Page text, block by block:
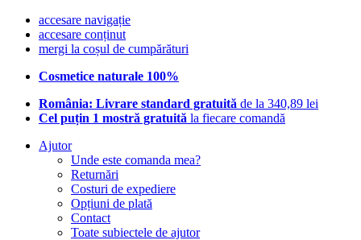
accesare navigație
accesare conținut
mergi la coșul de cumpărături
Cosmetice naturale 100%
România: Livrare standard gratuită de la 340,89 lei
Cel puțin 1 mostră gratuită la fiecare comandă
Ajutor
Unde este comanda mea?
Returnări
Costuri de expediere
Opțiuni de plată
Contact
Toate subiectele de ajutor